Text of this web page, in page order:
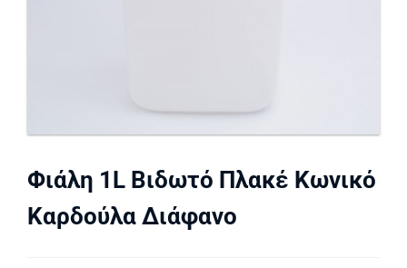
Φιάλη 1L Βιδωτό Πλακέ Κωνικό
Καρδούλα Διάφανο